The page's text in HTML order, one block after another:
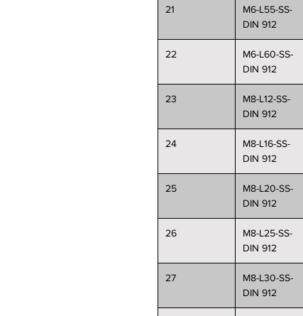
21
M6-L55-SS-
DIN 912
22
M6-L60-SS-
DIN 912
23
M8-L12-SS-
DIN 912
24
M8-L16-SS-
DIN 912
25
M8-L20-SS-
DIN 912
26
M8-L25-SS-
DIN 912
27
M8-L30-SS-
DIN 912